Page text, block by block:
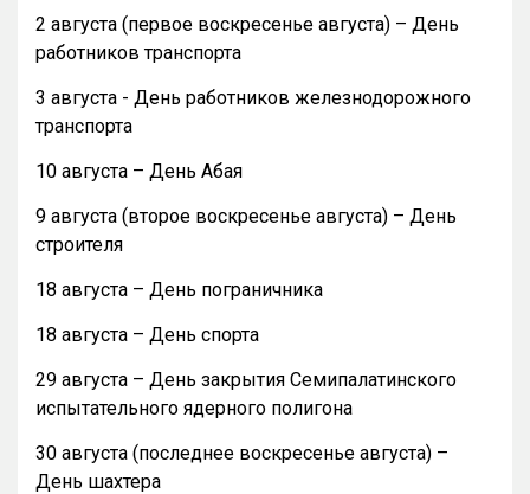
2 августа (первое воскресенье августа) – День
работников транспорта
3 августа - День работников железнодорожного
транспорта
10 августа – День Абая
9 августа (второе воскресенье августа) – День
строителя
18 августа – День пограничника
18 августа – День спорта
29 августа – День закрытия Семипалатинского
испытательного ядерного полигона
30 августа (последнее воскресенье августа) –
День шахтера